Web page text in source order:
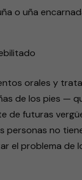
o uña
orales y
de los pies —
de futuras
no
el problema de